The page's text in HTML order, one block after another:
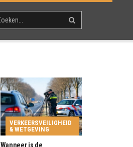
VERKEERSVEILIGHEID
& WETGEVING
Wanneer is de